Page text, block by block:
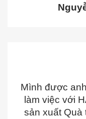
Mình được
làm việc với
sản xuất Quà